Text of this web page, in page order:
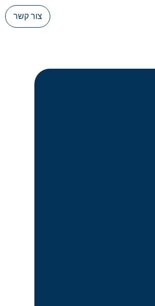
צור קשר